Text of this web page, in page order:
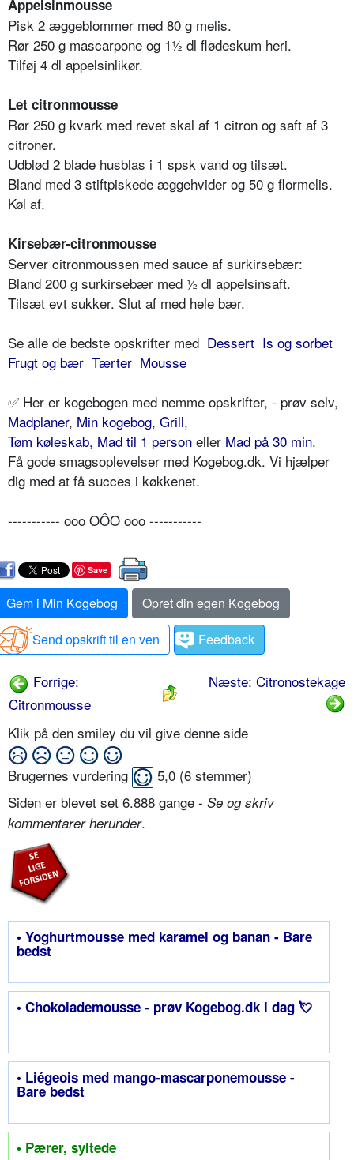
Appelsinmousse
Pisk 2 æggeblommer med 80 g melis.
Rør 250 g mascarpone og 1½ dl flødeskum heri.
Tilføj 4 dl appelsinlikør.
Let citronmousse
Rør 250 g kvark med revet skal af 1 citron og saft af 3
citroner.
Udblød 2 blade husblas i 1 spsk vand og tilsæt.
Bland med 3 stiftpiskede æggehvider og 50 g flormelis.
Køl af.
Kirsebær-citronmousse
Server citronmoussen med sauce af surkirsebær:
Bland 200 g surkirsebær med ½ dl appelsinsaft.
Tilsæt evt sukker. Slut af med hele bær.
Se alle de bedste opskrifter med Dessert Is og sorbet
Frugt og bær Tærter Mousse
✅ Her er kogebogen med nemme opskrifter, - prøv selv,
Madplaner, Min kogebog, Grill,
Tøm køleskab, Mad til 1 person eller Mad på 30 min.
Få gode smagsoplevelser med Kogebog.dk. Vi hjælper
dig med at få succes i køkkenet.
----------- ooo OÔO ooo -----------
Save
Gem i Min Kogebog
Opret din egen Kogebog
Send opskrift til en ven
Feedback
Forrige:
Citronmousse
Næste: Citronostekage
Klik på den smiley du vil give denne side
Brugernes vurdering 5,0 (6 stemmer)
Siden er blevet set 6.888 gange - Se og skriv
kommentarer herunder.
• Yoghurtmousse med karamel og banan - Bare
bedst
• Chokolademousse - prøv Kogebog.dk i dag 💘
• Liégeois med mango-mascarponemousse -
Bare bedst
• Pærer, syltede